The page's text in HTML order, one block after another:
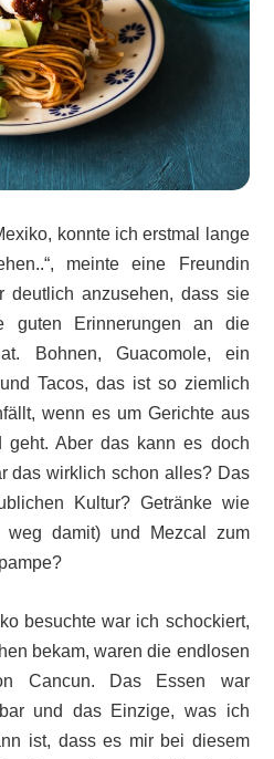
konnte ich erstmal lange
meinte eine Freundin
deutlich anzusehen, dass sie
guten Erinnerungen an die
Bohnen, Guacomole, ein
Tacos, das ist so ziemlich
wenn es um Gerichte aus
geht. Aber das kann es doch
das wirklich schon alles? Das
Kultur? Getränke wie
damit) und Mezcal zum
besuchte war ich schockiert,
bekam, waren die endlosen
Cancun. Das Essen war
und das Einzige, was ich
ist, dass es mir bei diesem